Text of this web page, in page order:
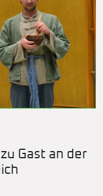
Gast an der